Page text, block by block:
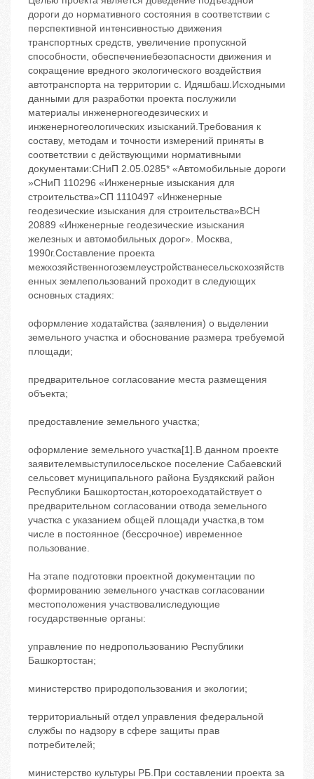
дороги до нормативного состояния в соответствии с
перспективной интенсивностью движения
транспортных средств, увеличение пропускной
способности, обеспечениебезопасности движения и
сокращение вредного экологического воздействия
автотранспорта на территории с. Идяшбаш.Исходными
данными для разработки проекта послужили
материалы инженерногеодезических и
инженерногеологических изысканий.Требования к
составу, методам и точности измерений приняты в
соответствии с действующими нормативными
документами:СНиП 2.05.0285* «Автомобильные дороги
»СНиП 110296 «Инженерные изыскания для
строительства»СП 1110497 «Инженерные
геодезические изыскания для строительства»ВСН
20889 «Инженерные геодезические изыскания
железных и автомобильных дорог». Москва,
1990г.Составление проекта
межхозяйственногоземлеустройстванесельскохозяйств
енных землепользований проходит в следующих
основных стадиях:
оформление ходатайства (заявления) о выделении
земельного участка и обоснование размера требуемой
площади;
предварительное согласование места размещения
объекта;
предоставление земельного участка;
оформление земельного участка[1].В данном проекте
заявителемвыступилосельское поселение Сабаевский
сельсовет муниципального района Буздякский район
Республики Башкортостан,котороеходатайствует о
предварительном согласовании отвода земельного
участка с указанием общей площади участка,в том
числе в постоянное (бессрочное) ивременное
пользование.
На этапе подготовки проектной документации по
формированию земельного участкав согласовании
местоположения участвовалиследующие
государственные органы:
управление по недропользованию Республики
Башкортостан;
министерство природопользования и экологии;
территориальный отдел управления федеральной
службы по надзору в сфере защиты прав
потребителей;
министерство культуры РБ.При составлении проекта за